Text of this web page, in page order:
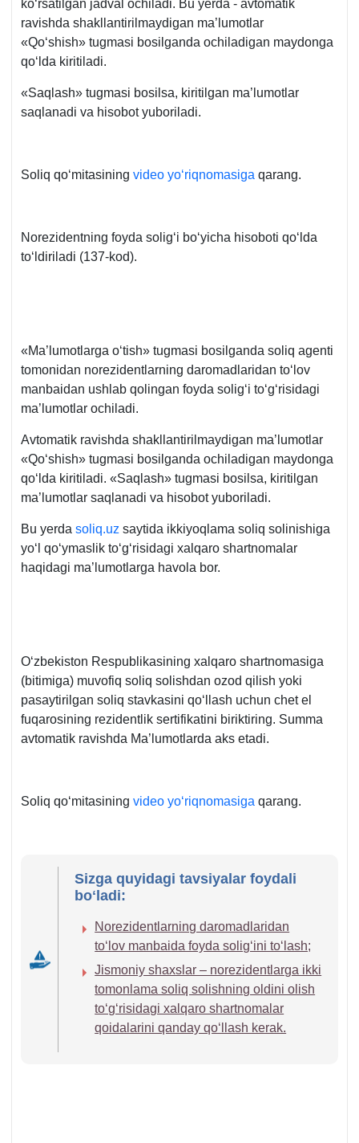
koʻrsatilgan jadval ochiladi. Bu yerda - avtomatik
ravishda shakllantirilmaydigan ma’lumotlar
«Qoʻshish» tugmasi bosilganda ochiladigan maydonga
qoʻlda kiritiladi.
«Saqlash» tugmasi bosilsa, kiritilgan ma’lumotlar
saqlanadi va hisobot yuboriladi.
Soliq qoʻmitasining video yoʻriqnomasiga qarang.
Norezidentning foyda soligʻi boʻyicha hisoboti qoʻlda
toʻldiriladi (137-kod).
«Ma’lumotlarga oʻtish» tugmasi bosilganda soliq agenti
tomonidan norezidentlarning daromadlaridan toʻlov
manbaidan ushlab qolingan foyda soligʻi toʻgʻrisidagi
ma’lumotlar ochiladi.
Avtomatik ravishda shakllantirilmaydigan ma’lumotlar
«Qoʻshish» tugmasi bosilganda ochiladigan maydonga
qoʻlda kiritiladi. «Saqlash» tugmasi bosilsa, kiritilgan
ma’lumotlar saqlanadi va hisobot yuboriladi.
Bu yerda soliq.uz saytida ikkiyoqlama soliq solinishiga
yoʻl qoʻymaslik toʻgʻrisidagi хalqaro shartnomalar
haqidagi ma’lumotlarga havola bor.
Oʻzbekiston Respublikasining хalqaro shartnomasiga
(bitimiga) muvofiq soliq solishdan ozod qilish yoki
pasaytirilgan soliq stavkasini qoʻllash uchun chet el
fuqarosining rezidentlik sertifikatini biriktiring. Summa
avtomatik ravishda Ma’lumotlarda aks etadi.
Soliq qoʻmitasining video yoʻriqnomasiga qarang.
Sizga quyidagi tavsiyalar foydali
boʻladi:
Norezidentlarning daromadlaridan
toʻlov manbaida foyda soligʻini toʻlash;
Jismoniy shaхslar – norezidentlarga ikki
tomonlama soliq solishning oldini olish
toʻgʻrisidagi хalqaro shartnomalar
qoidalarini qanday qoʻllash kerak.